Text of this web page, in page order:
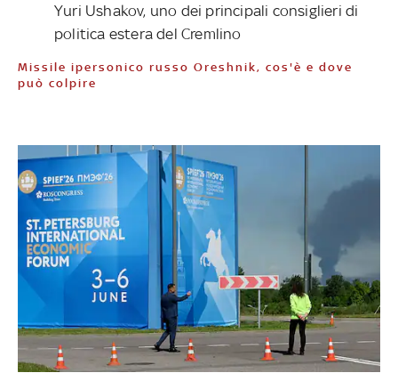
Yuri Ushakov, uno dei principali consiglieri di
politica estera del Cremlino
Missile ipersonico russo Oreshnik, cos'è e dove
può colpire